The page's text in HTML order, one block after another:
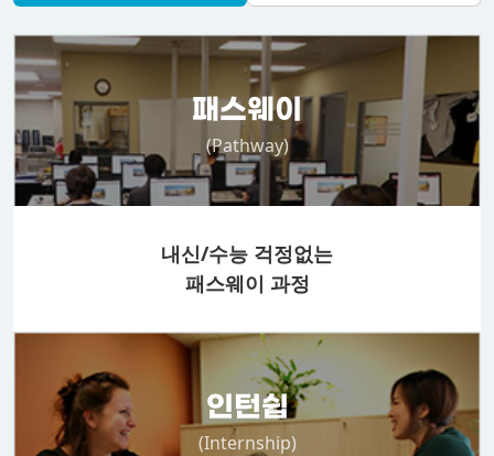
패스웨이
(Pathway)
내신/수능 걱정없는
패스웨이 과정
인턴쉽
(Internship)